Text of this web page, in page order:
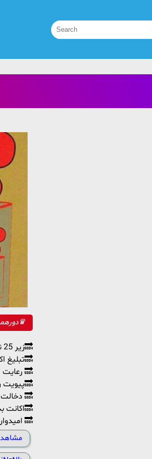
♛دورهمـی بالای ²⁵ سـال♛
🚸زیر 25 نیاد🔜
🚸تبلیغ اکيدا ممنوع🔜
🚸رعایت ادب و احترام 🔜
🚸پیویت رو خودت مدیریت کن🔜
🚸دخالت در کار مالک و ادمینا ممنوع 🔜
🚸اکانت بدون #عکس یا #اسم درجا اخراج🔜
🚸امیدوارم لحظات خوبی کنارهم داشته باشیم 🔜